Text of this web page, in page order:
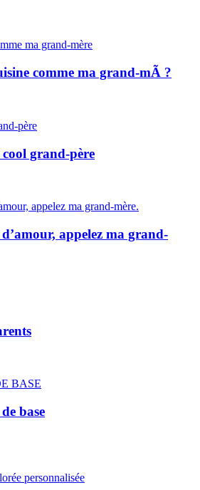
comme ma grand-mÃ ?
grand-père
appelez ma grand-
base